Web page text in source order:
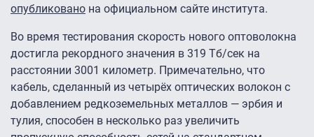
опубликовано на официальном сайте института.
Во время тестирования скорость нового оптоволокна
достигла рекордного значения в 319 Тб/сек на
расстоянии 3001 километр. Примечательно, что
кабель, сделанный из четырёх оптических волокон с
добавлением редкоземельных металлов — эрбия и
тулия, способен в несколько раз увеличить